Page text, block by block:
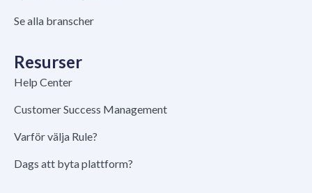
Se alla branscher
Resurser
Help Center
Customer Success Management
Varför välja Rule?
Dags att byta plattform?